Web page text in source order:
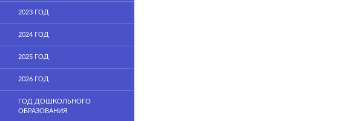
2023 ГОД
2024 ГОД
2025 ГОД
2026 ГОД
ГОД ДОШКОЛЬНОГО
ОБРАЗОВАНИЯ